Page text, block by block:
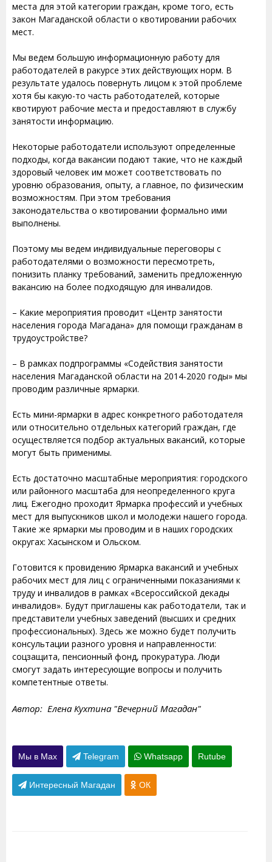
места для этой категории граждан, кроме того, есть
закон Магаданской области о квотировании рабочих
мест.
Мы ведем большую информационную работу для
работодателей в ракурсе этих действующих норм. В
результате удалось повернуть лицом к этой проблеме
хотя бы какую-то часть работодателей, которые
квотируют рабочие места и предоставляют в службу
занятости информацию.
Некоторые работодатели используют определенные
подходы, когда вакансии подают такие, что не каждый
здоровый человек им может соответствовать по
уровню образования, опыту, а главное, по физическим
возможностям. При этом требования
законодательства о квотировании формально ими
выполнены.
Поэтому мы ведем индивидуальные переговоры с
работодателями о возможности пересмотреть,
понизить планку требований, заменить предложенную
вакансию на более подходящую для инвалидов.
– Какие мероприятия проводит «Центр занятости
населения города Магадана» для помощи гражданам в
трудоустройстве?
– В рамках подпрограммы «Содействия занятости
населения Магаданской области на 2014-2020 годы» мы
проводим различные ярмарки.
Есть мини-ярмарки в адрес конкретного работодателя
или относительно отдельных категорий граждан, где
осуществляется подбор актуальных вакансий, которые
могут быть применимы.
Есть достаточно масштабные мероприятия: городского
или районного масштаба для неопределенного круга
лиц. Ежегодно проходит Ярмарка профессий и учебных
мест для выпускников школ и молодежи нашего города.
Такие же ярмарки мы проводим и в наших городских
округах: Хасынском и Ольском.
Готовится к провидению Ярмарка вакансий и учебных
рабочих мест для лиц с ограниченными показаниями к
труду и инвалидов в рамках «Всероссийской декады
инвалидов». Будут приглашены как работодатели, так и
представители учебных заведений (высших и средних
профессиональных). Здесь же можно будет получить
консультации разного уровня и направленности:
соцзащита, пенсионный фонд, прокуратура. Люди
смогут задать интересующие вопросы и получить
компетентные ответы.
Автор: Елена Кухтина "Вечерний Магадан"
Мы в Max Telegram Whatsapp Rutube
Интересный Магадан ОК